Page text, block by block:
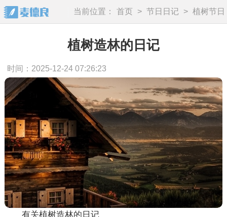
当前位置： 首页 > 节日日记 > 植树节日
记
植树造林的日记
时间：2025-12-24 07:26:23
有关植树造林的日记